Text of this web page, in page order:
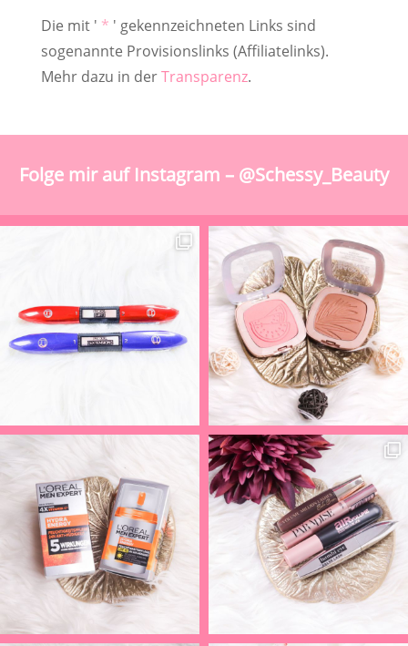
Die mit ' * ' gekennzeichneten Links sind
sogenannte Provisionslinks (Affiliatelinks).
Mehr dazu in derTransparenz.
Folge mir auf Instagram – @Schessy_Beauty